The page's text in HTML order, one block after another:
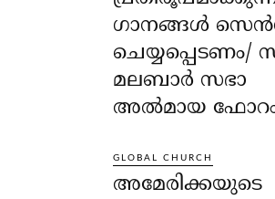
ഗാനങ്ങൾ
ചെയ്യപ്പെടണം/
മലബാർ സഭാ
അൽമായ
GLOBAL CHURCH
അമേരിക്കയുടെ